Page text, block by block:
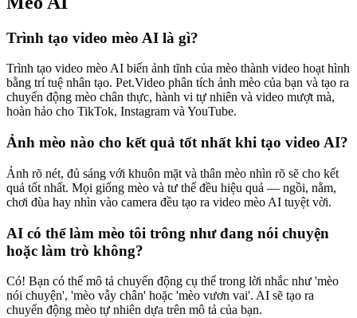
Trình tạo video mèo AI là gì?
Trình tạo video mèo AI biến ảnh tĩnh của mèo thành video hoạt hình
bằng trí tuệ nhân tạo. Pet.Video phân tích ảnh mèo của bạn và tạo ra
chuyển động mèo chân thực, hành vi tự nhiên và video mượt mà,
hoàn hảo cho TikTok, Instagram và YouTube.
Ảnh mèo nào cho kết quả tốt nhất khi tạo video AI?
Ảnh rõ nét, đủ sáng với khuôn mặt và thân mèo nhìn rõ sẽ cho kết
quả tốt nhất. Mọi giống mèo và tư thế đều hiệu quả — ngồi, nằm,
chơi đùa hay nhìn vào camera đều tạo ra video mèo AI tuyệt vời.
AI có thể làm mèo tôi trông như đang nói chuyện
hoặc làm trò không?
Có! Bạn có thể mô tả chuyển động cụ thể trong lời nhắc như 'mèo
nói chuyện', 'mèo vẫy chân' hoặc 'mèo vươn vai'. AI sẽ tạo ra
chuyển động mèo tự nhiên dựa trên mô tả của bạn.